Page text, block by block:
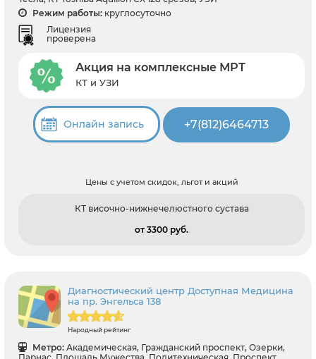
Режим работы: круглосуточно
Лицензия
проверена
Акция на комплексные МРТ
КТ и УЗИ
Онлайн запись +7(812)6464713
Цены с учетом скидок, льгот и акций
КТ височно-нижнечелюстного сустава
от 3300 pуб.
Диагностический центр Доступная Медицина
на пр. Энгельса 138
Народный рейтинг
Метро: Академическая, Гражданский проспект, Озерки,